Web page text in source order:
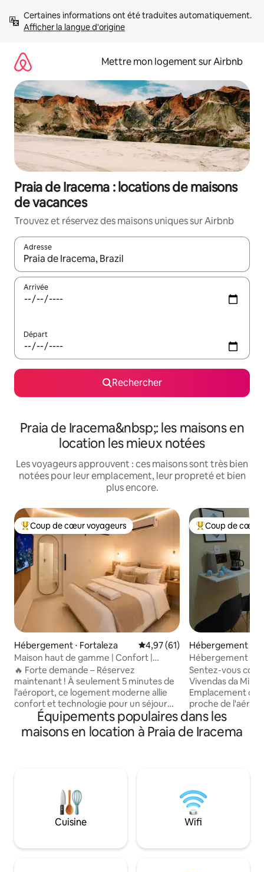
directement
Afficher la langue d'origine
Mettre mon logement sur Airbnb
Praia de Iracema : locations de maisons
de vacances
Trouvez et réservez des maisons uniques sur Airbnb
Adresse
Lorsque les résultats s'affichent, utilisez les flèches vers le
Arrivée
Départ
Rechercher
Praia de Iracema&nbsp;: les maisons en
location les mieux notées
Les voyageurs approuvent : ces maisons sont très bien
notées pour leur emplacement, leur propreté et bien
plus encore.
Coups de cœur voyageurs les plus appréciés
Coup de cœur voyageurs
Hébergement ⋅ Fortaleza Évaluation moyenne sur la
4,97 (61)
Maison haut de gamme | Confort |
Aéroport | Arrivée autonome
🔥 Forte demande – Réservez
maintenant ! À seulement 5 minutes de
l'aéroport, ce logement moderne allie
confort et technologie pour un séjour
sans tracas. En entrant, dites
simplement : « Alexa, je suis à la
maison », et les lumières s’allument
Arrivée simple grâce à une serrure
électronique. Idéalement situé à
proximité du stade du Castelão, de Beira
Mar et de la plage d'Iracema. Un
vous détendre et profiter de tout ce que
Coups de cœur
Coup de cœur
Hébergement ⋅
Hébergement
Martins/Castelão
Sentez-vous
Vivendas da Mira,
Emplacement
proche de
l'UECE et du
Parangaba. Idéal
couples, les
place dans le
de notre salon
d'une cuisine
pour un séjour
d'une expérience
Équipements populaires dans les
maisons en location à Praia de Iracema
Cuisine Wifi